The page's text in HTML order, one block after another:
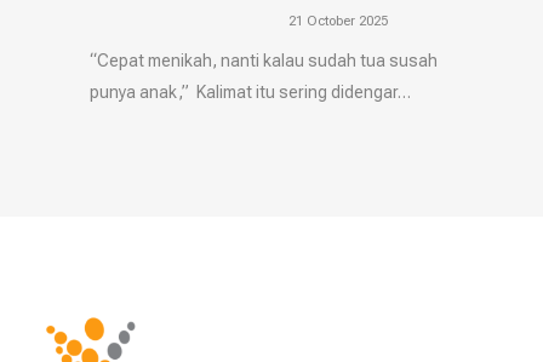
21 October 2025
“Cepat menikah, nanti kalau sudah tua susah
punya anak,” Kalimat itu sering didengar…